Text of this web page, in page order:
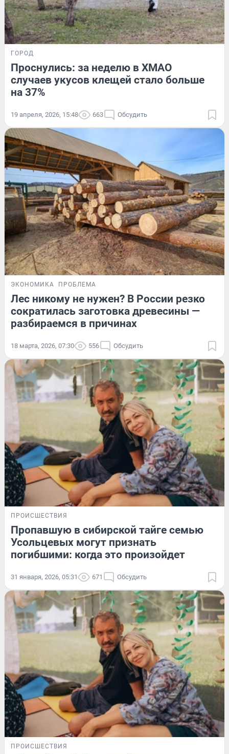
ГОРОД
Проснулись: за неделю в ХМАО
случаев укусов клещей стало больше
на 37%
19 апреля, 2026, 15:48 663 Обсудить
ЭКОНОМИКА ПРОБЛЕМА
Лес никому не нужен? В России резко
сократилась заготовка древесины —
разбираемся в причинах
18 марта, 2026, 07:30 556 Обсудить
ПРОИСШЕСТВИЯ
Пропавшую в сибирской тайге семью
Усольцевых могут признать
погибшими: когда это произойдет
31 января, 2026, 05:31 671 Обсудить
ПРОИСШЕСТВИЯ